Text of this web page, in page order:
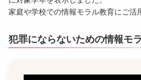
家庭や学校での情報モラル教育にご活
犯罪にならないための情報モ